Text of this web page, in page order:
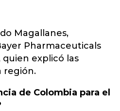
Magallanes,
Pharmaceuticals
quien explicó las
región.
de Colombia para el